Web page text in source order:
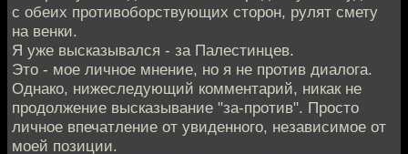
с обеих противоборствующих сторон, рулят смету
на венки.
Я уже высказывался - за Палестинцев.
Это - мое личное мнение, но я не против диалога.
Однако, нижеследующий комментарий, никак не
продолжение высказывание "за-против". Просто
личное впечатление от увиденного, независимое от
моей позиции.